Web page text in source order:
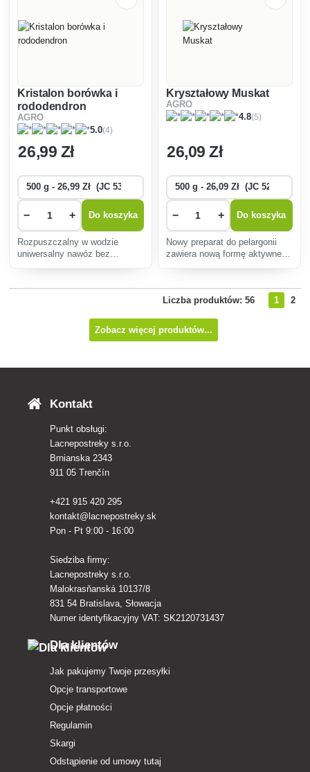
Kristalon borówka i
rododendron
AGRO
5.0(4)
26,99 Zł
− + Do koszyka
Rozpuszczalny w wodzie
uniwersalny nawóz bez
do nawożenia roślin
Kryształowy Muskat
AGRO
4.8(5)
26,09 Zł
− + Do koszyka
Nowy preparat do pelargonii
zawiera nową formę aktywnego
roślin balkonowych.
Liczba produktów: 56 1 2
Zobacz więcej produktów...
Kontakt
Punkt obsługi:
Lacnepostreky s.r.o.
Brnianska 2343
911 05 Trenčín
+421 915 420 295
kontakt@lacnepostreky.sk
Pon - Pt 9:00 - 16:00
Siedziba firmy:
Lacnepostreky s.r.o.
Malokrasňanská 10137/8
831 54 Bratislava, Słowacja
Numer identyfikacyjny VAT: SK2120731437
Dla klientów
Jak pakujemy Twoje przesyłki
Opcje transportowe
Opcje płatności
Regulamin
Skargi
Odstąpienie od umowy tutaj